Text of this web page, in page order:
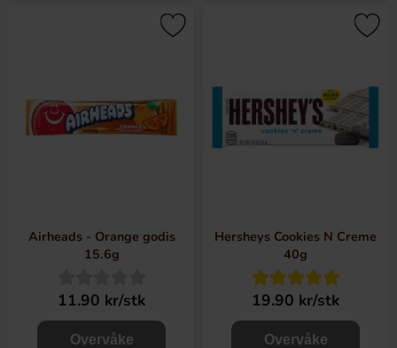
Airheads - Orange godis
15.6g
11.90 kr/stk
Overvåke
Hersheys Cookies N Creme
40g
19.90 kr/stk
Overvåke